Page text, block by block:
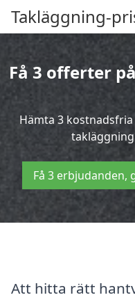
Takläggning-
Få 3 offerter
Hämta 3
Få 3
Att hitta rätt